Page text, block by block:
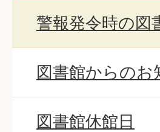
警報発令時の図
図書館からのお
図書館休館日